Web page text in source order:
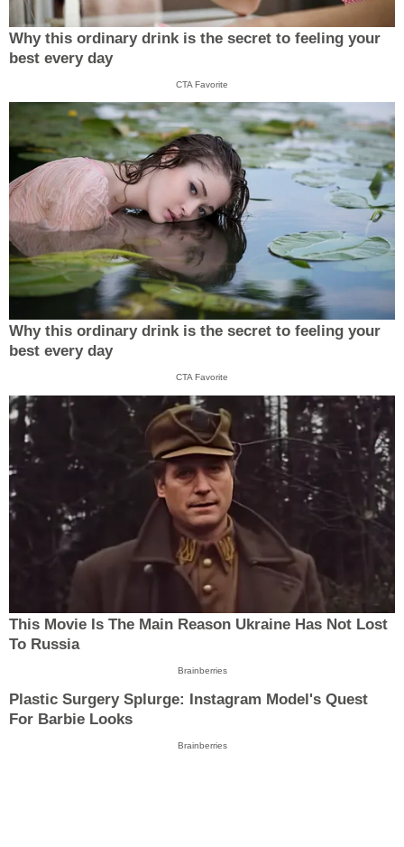
Why this ordinary drink is the secret to feeling your
best every day
CTA Favorite
Why this ordinary drink is the secret to feeling your
best every day
CTA Favorite
This Movie Is The Main Reason Ukraine Has Not Lost
To Russia
Brainberries
Plastic Surgery Splurge: Instagram Model's Quest
For Barbie Looks
Brainberries